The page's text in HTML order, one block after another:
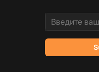
Email address